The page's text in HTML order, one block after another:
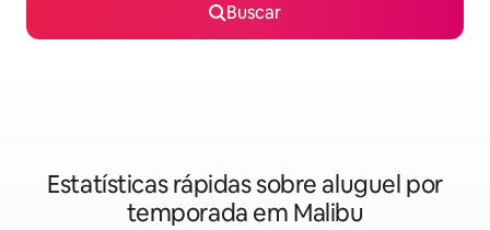
Buscar
Estatísticas rápidas sobre aluguel por
temporada em Malibu